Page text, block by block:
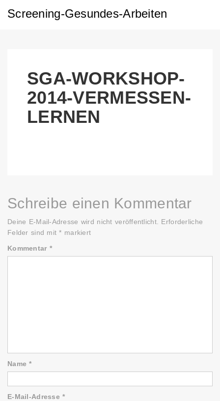
Screening-Gesundes-Arbeiten
SGA-WORKSHOP-
2014-VERMESSEN-
LERNEN
Schreibe einen Kommentar
Deine E-Mail-Adresse wird nicht veröffentlicht.
Erforderliche
Felder sind mit* markiert
Kommentar *
Name*
E-Mail-Adresse*